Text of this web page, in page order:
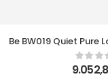
Be BW019 Quiet Pure Loop 2 360mm ARGB
İntel-Amd İşlemci